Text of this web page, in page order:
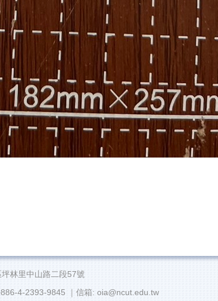
林里中山路二段57號
4-2393-9845 ｜信箱: oia@ncut.edu.tw